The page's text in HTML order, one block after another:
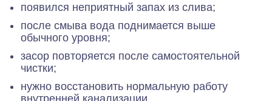
появился неприятный запах из слива;
после смыва вода поднимается выше
обычного уровня;
засор повторяется после самостоятельной
чистки;
нужно восстановить нормальную работу
внутренней канализации.